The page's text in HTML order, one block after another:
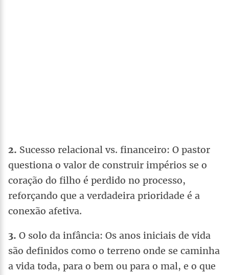
2. Sucesso relacional vs. financeiro: O pastor
questiona o valor de construir impérios se o
coração do filho é perdido no processo,
reforçando que a verdadeira prioridade é a
conexão afetiva.
3. O solo da infância: Os anos iniciais de vida
são definidos como o terreno onde se caminha
a vida toda, para o bem ou para o mal, e o que